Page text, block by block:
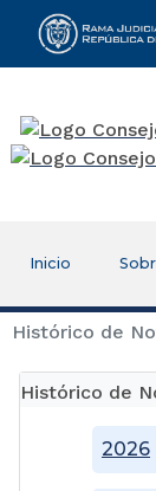
Rama
Inicio
Histórico de
Histórico de
2026